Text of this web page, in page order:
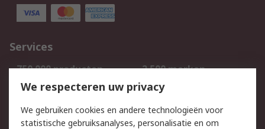
Services
750.000 producten
2.500 merken
Bestellen
Inkoopoplossingen
Track & Trace
We respecteren uw privacy
We gebruiken cookies en andere technologieën voor
statistische gebruiksanalyses, personalisatie en om